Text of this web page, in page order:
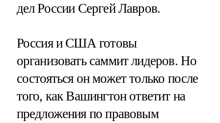
дел России Сергей Лавров.
Россия и США готовы
организовать саммит лидеров. Но
состояться он может только после
того, как Вашингтон ответит на
предложения по правовым